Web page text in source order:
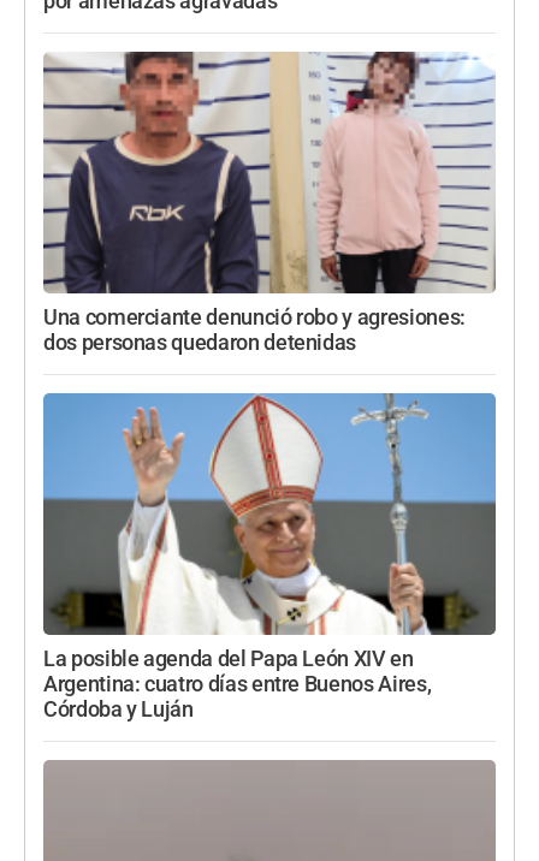
Una comerciante denunció robo y agresiones:
dos personas quedaron detenidas
La posible agenda del Papa León XIV en
Argentina: cuatro días entre Buenos Aires,
Córdoba y Luján